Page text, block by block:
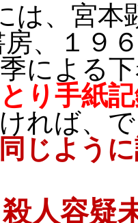
は、宮本
、１９
による
り手紙
れば、
じよう
人容疑